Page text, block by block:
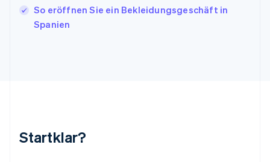
So eröffnen Sie ein Bekleidungsgeschäft in
Spanien
Startklar?
Liechtenstein
DeutschEnglish
Mexiko